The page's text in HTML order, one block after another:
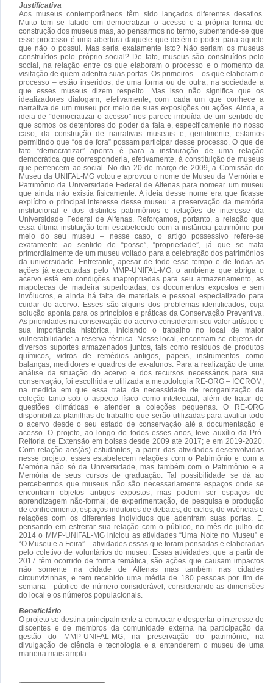
Justificativa
Aos museus contemporâneos têm sido lançados diferentes desafios.
Muito tem se falado em democratizar o acesso e a própria forma de
construção dos museus mas, ao pensarmos no termo, subentende-se que
esse processo é uma abertura daquele que detém o poder para aquele
que não o possui. Mas seria exatamente isto? Não seriam os museus
construídos pelo próprio social? De fato, museus são construídos pelo
social, na relação entre os que elaboram o processo e o momento da
visitação de quem adentra suas portas. Os primeiros – os que elaboram o
processo – estão inseridos, de uma forma ou de outra, na sociedade a
que esses museus dizem respeito. Mas isso não significa que os
idealizadores dialogam, efetivamente, com cada um que conhece a
narrativa de um museu por meio de suas exposições ou ações. Ainda, a
ideia de “democratizar o acesso” nos parece imbuída de um sentido de
que somos os detentores do poder da fala e, especificamente no nosso
caso, da construção de narrativas museais e, gentilmente, estamos
permitindo que “os de fora” possam participar desse processo. O que de
fato “democratizar” aponta é para a instauração de uma relação
democrática que corresponderia, efetivamente, à constituição de museus
que pertencem ao social. No dia 20 de março de 2009, a Comissão do
Museu da UNIFAL-MG votou e aprovou o nome de Museu da Memória e
Patrimônio da Universidade Federal de Alfenas para nomear um museu
que ainda não existia fisicamente. A ideia desse nome era que ficasse
explícito o principal interesse desse museu: a preservação da memória
institucional e dos distintos patrimônios e relações de interesse da
Universidade Federal de Alfenas. Reforçamos, portanto, a relação que
essa última instituição tem estabelecido com a instância patrimônio por
meio do seu museu – nesse caso, o artigo possessivo refere-se
exatamente ao sentido de “posse”, “propriedade”, já que se trata
primordialmente de um museu voltado para a celebração dos patrimônios
da universidade. Entretanto, apesar de todo esse tempo e de todas as
ações já executadas pelo MMP-UNIFAL-MG, o ambiente que abriga o
acervo está em condições inapropriadas para seu armazenamento, as
mapotecas de madeira superlotadas, os documentos expostos e sem
invólucros, e ainda há falta de materiais e pessoal especializado para
cuidar do acervo. Esses são alguns dos problemas identificados, cuja
solução aponta para os princípios e práticas da Conservação Preventiva.
As prioridades na conservação do acervo consideram seu valor artístico e
sua importância histórica, iniciando o trabalho no local de maior
vulnerabilidade: a reserva técnica. Nesse local, encontram-se objetos de
diversos suportes armazenados juntos, tais como resíduos de produtos
químicos, vidros de remédios antigos, papeis, instrumentos como
balanças, medidores e quadros de ex-alunos. Para a realização de uma
análise da situação do acervo e dos recursos necessários para sua
conservação, foi escolhida e utilizada a metodologia RE-ORG – ICCROM,
na medida em que essa trata da necessidade de reorganização da
coleção tanto sob o aspecto físico como intelectual, além de tratar de
questões climáticas e atender a coleções pequenas. O RE-ORG
disponibiliza planilhas de trabalho que serão utilizadas para avaliar todo
o acervo desde o seu estado de conservação até a documentação e
acesso. O projeto, ao longo de todos esses anos, teve auxílio da Pró-
Reitoria de Extensão em bolsas desde 2009 até 2017; e em 2019-2020.
Com relação aos(às) estudantes, a partir das atividades desenvolvidas
nesse projeto, esses estabelecem relações com o Patrimônio e com a
Memória não só da Universidade, mas também com o Patrimônio e a
Memória de seus cursos de graduação. Tal possibilidade se dá ao
percebermos que museus não são necessariamente espaços onde se
encontram objetos antigos expostos, mas podem ser espaços de
aprendizagem não-formal; de experimentação, de pesquisa e produção
de conhecimento, espaços indutores de debates, de ciclos, de vivências e
relações com os diferentes indivíduos que adentram suas portas. E,
pensando em estreitar sua relação com o público, no mês de julho de
2014 o MMP-UNIFAL-MG iniciou as atividades “Uma Noite no Museu” e
“O Museu e a Feira” – atividades essas que foram pensadas e elaboradas
pelo coletivo de voluntários do museu. Essas atividades, que a partir de
2017 têm ocorrido de forma temática, são ações que causam impactos
não somente na cidade de Alfenas mas também nas cidades
circunvizinhas, e tem recebido uma média de 180 pessoas por fim de
semana - público de número considerável, considerando as dimensões
do local e os números populacionais.
Beneficiário
O projeto se destina principalmente a convocar e despertar o interesse de
discentes e de membros da comunidade externa na participação da
gestão do MMP-UNIFAL-MG, na preservação do patrimônio, na
divulgação de ciência e tecnologia e a entenderem o museu de uma
maneira mais ampla.